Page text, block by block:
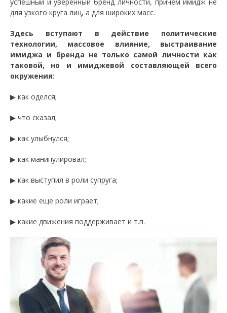
успешный и уверенный бренд личности, причем имидж не
для узкого круга лиц, а для широких масс.
Здесь вступают в действие политические
технологии, массовое влияние, выстраивание
имиджа и бренда не только самой личности как
таковой, но и имиджевой составляющей всего
окружения:
▶ как оделся;
▶ что сказал;
▶ как улыбнулся;
▶ как манипулировал;
▶ как выступил в роли супруга;
▶ какие еще роли играет;
▶ какие движения поддерживает и т.п.